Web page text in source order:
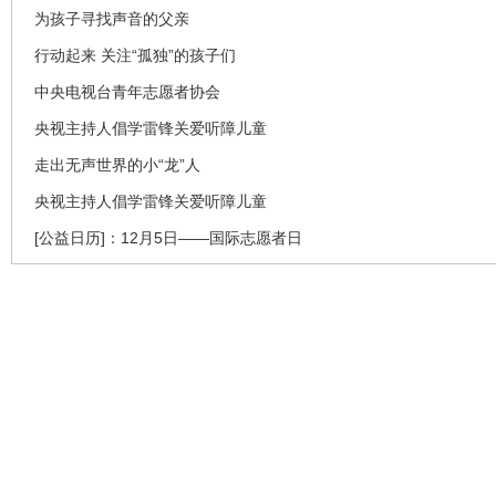
为孩子寻找声音的父亲
行动起来 关注“孤独”的孩子们
中央电视台青年志愿者协会
央视主持人倡学雷锋关爱听障儿童
走出无声世界的小“龙”人
央视主持人倡学雷锋关爱听障儿童
[公益日历]：12月5日——国际志愿者日